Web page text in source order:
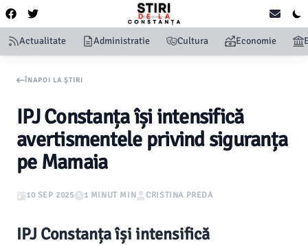
Actualitate Administratie Cultura Economie
ÎNAPOI LA ȘTIRI
IPJ Constanța își intensifică
avertismentele privind siguranța
pe Mamaia
10 SEP 2025 1 MINUT MIN CRISTINA PREDA
IPJ Constanța își intensifică